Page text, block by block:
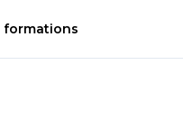
formations